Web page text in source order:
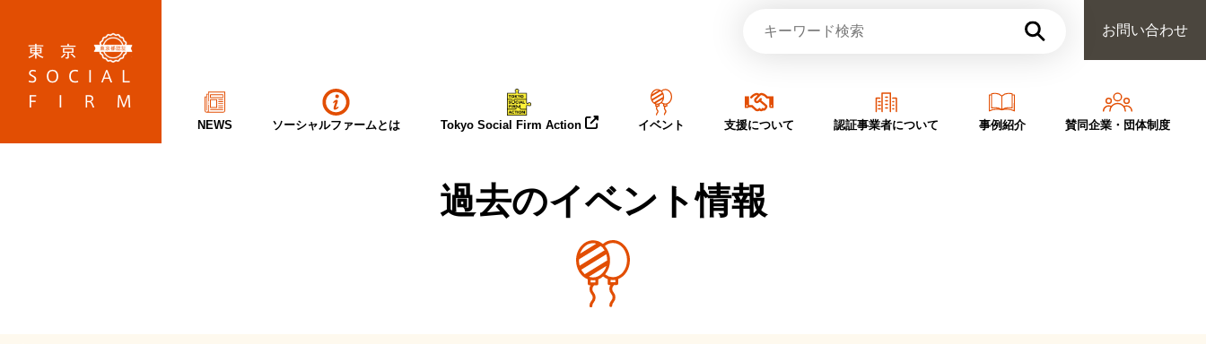
お問い合わせ
NEWS ソーシャルファームとは Tokyo Social Firm Action イベント 支援について 認証事業者について 事例紹介 賛同企業・団体制度
過去のイベント情報